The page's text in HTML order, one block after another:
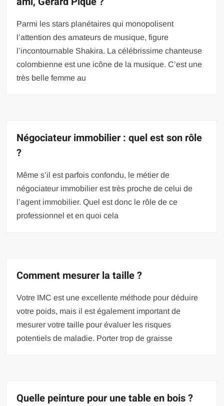
Parmi les stars planétaires qui monopolisent
l’attention des amateurs de musique, figure
l’incontournable Shakira. La célébrissime chanteuse
colombienne est une icône de la musique. C’est une
très belle femme au
Négociateur immobilier : quel est son rôle
?
Même s’il est parfois confondu, le métier de
négociateur immobilier est très proche de celui de
l’agent immobilier. Quel est donc le rôle de ce
professionnel et en quoi cela
Comment mesurer la taille ?
Votre IMC est une excellente méthode pour déduire
votre poids, mais il est également important de
mesurer votre taille pour évaluer les risques
potentiels de maladie. Porter trop de graisse
Quelle peinture pour une table en bois ?